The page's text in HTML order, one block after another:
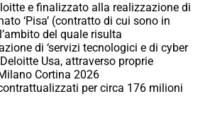
e finalizzato alla realizzazione di
‘Pisa’ (contratto di cui sono in
del quale risulta
di ‘servizi tecnologici e di cyber
Usa, attraverso proprie
Cortina 2026
per circa 176 milioni